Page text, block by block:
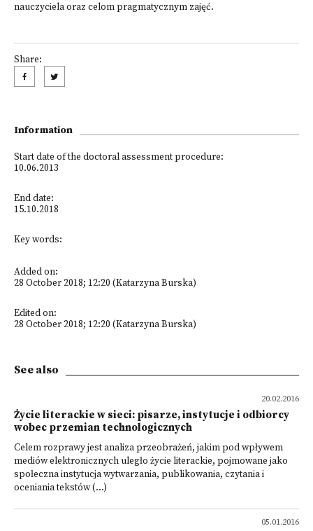
nauczyciela oraz celom pragmatycznym zajęć.
Share:
Information
Start date of the doctoral assessment procedure:
10.06.2013
End date:
15.10.2018
Key words:
Added on:
28 October 2018; 12:20 (Katarzyna Burska)
Edited on:
28 October 2018; 12:20 (Katarzyna Burska)
See also
20.02.2016
Życie literackie w sieci: pisarze, instytucje i odbiorcy
wobec przemian technologicznych
Celem rozprawy jest analiza przeobrażeń, jakim pod wpływem
mediów elektronicznych uległo życie literackie, pojmowane jako
społeczna instytucja wytwarzania, publikowania, czytania i
oceniania tekstów (...)
05.01.2016